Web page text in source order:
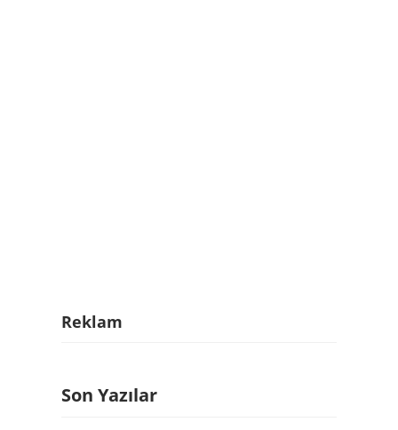
Reklam
Son Yazılar